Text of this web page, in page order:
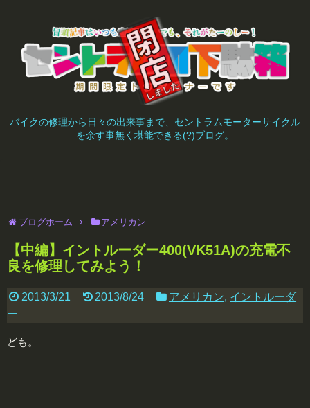
バイクの修理から日々の出来事まで、セントラムモーターサイクル
を余す事無く堪能できる(?)ブログ。
ブログホーム アメリカン
【中編】イントルーダー400(VK51A)の充電不
良を修理してみよう！
2013/3/21 2013/8/24 アメリカン, イントルーダ
ー
ども。